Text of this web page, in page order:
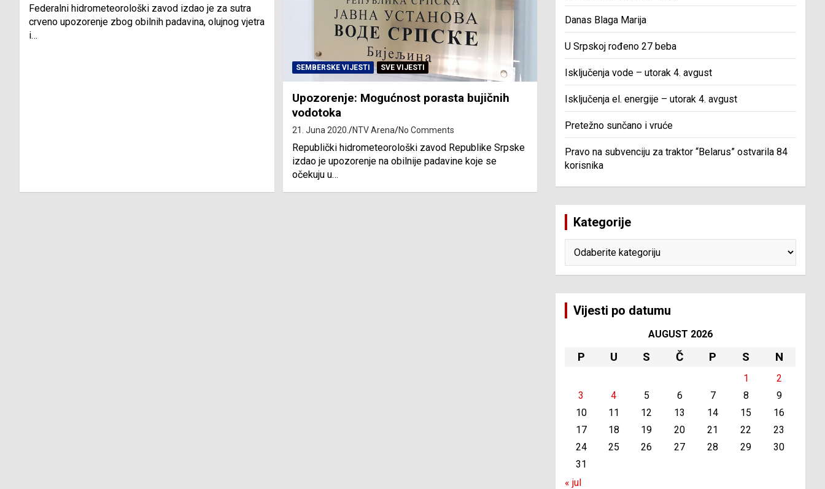
Federalni hidrometeorološki zavod izdao je za sutra
crveno upozorenje zbog obilnih padavina, olujnog vjetra
i…
SEMBERSKE VIJESTI SVE VIJESTI
Upozorenje: Mogućnost porasta bujičnih
vodotoka
21. Juna 2020. NTV Arena No Comments
Republički hidrometeorološki zavod Republike Srpske
izdao je upozorenje na obilnije padavine koje se
očekuju u…
Danas Blaga Marija
U Srpskoj rođeno 27 beba
Isključenja vode – utorak 4. avgust
Isključenja el. energije – utorak 4. avgust
Pretežno sunčano i vruće
Pravo na subvenciju za traktor “Belarus” ostvarila 84
korisnika
Kategorije
Vijesti po datumu
AUGUST 2026
P U S Č P S N
1
2
3
4 5 6 7 8
9
10
11 12 13 14 15
16
17
18 19 20 21 22
23
24
25 26 27 28 29
30
31
« jul